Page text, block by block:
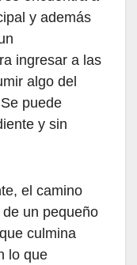
y además
ingresar a las
algo del
puede
y sin
el camino
un pequeño
culmina
lo que